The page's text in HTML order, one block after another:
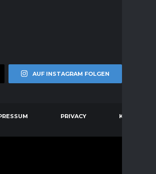
AUF INSTAGRAM FOLGEN
PRIVACY KONTAKT